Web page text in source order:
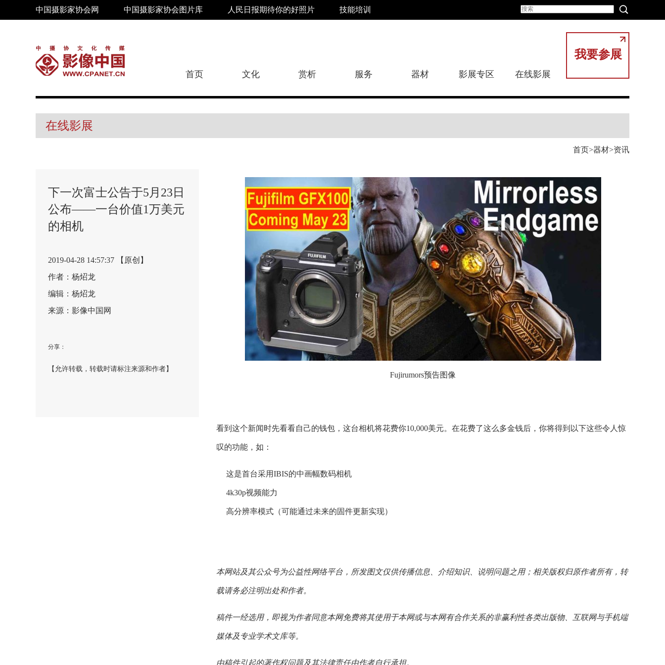
中国摄影家协会网 中国摄影家协会图片库 人民日报期待你的好照片 技能培训
我要参展
首页 文化 赏析 服务 器材 影展专区 在线影展
在线影展
首页 器材 资讯
下一次富士公告于5月23日
公布——一台价值1万美元
的相机
2019-04-28 14:57:37 【原创】
作者：杨炤龙
编辑：杨炤龙
来源：影像中国网
分享：
【允许转载，转载时请标注来源和作者】
Fujirumors预告图像
看到这个新闻时先看看自己的钱包，这台相机将花费你10,000美元。在花费了这么多金钱后，你将得到以下这些令人惊
叹的功能，如：
这是首台采用IBIS的中画幅数码相机
4k30p视频能力
高分辨率模式（可能通过未来的固件更新实现）
本网站及其公众号为公益性网络平台，所发图文仅供传播信息、介绍知识、说明问题之用；相关版权归原作者所有，转
载请务必注明出处和作者。
稿件一经选用，即视为作者同意本网免费将其使用于本网或与本网有合作关系的非赢利性各类出版物、互联网与手机端
媒体及专业学术文库等。
由稿件引起的著作权问题及其法律责任由作者自行承担。